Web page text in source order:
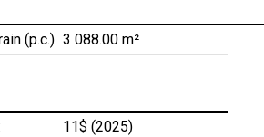
(p.c.) 3 088.00 m²
11$ (2025)